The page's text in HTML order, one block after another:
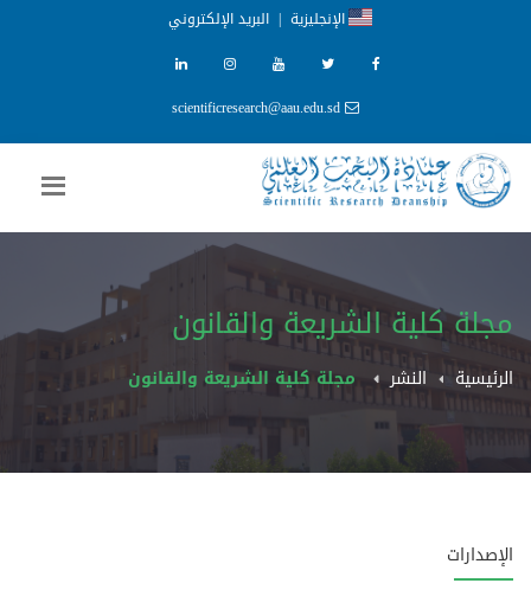
الإنجليزية | البريد الإلكتروني
scientificresearch@aau.edu.sd
مجلة كلية الشريعة والقانون
الرئيسية النشر مجلة كلية الشريعة والقانون
الإصدارات